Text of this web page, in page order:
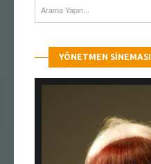
YÖNETMEN SINEMASI